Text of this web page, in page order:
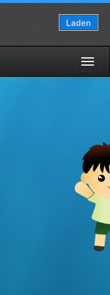
Laden